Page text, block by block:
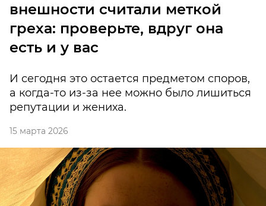
внешности считали меткой
греха: проверьте, вдруг она
есть и у вас
И сегодня это остается предметом споров,
а когда-то из-за нее можно было лишиться
репутации и жениха.
15 марта 2026